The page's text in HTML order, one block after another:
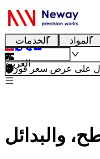
الخدمات المواد
العربية
على عرض سعر فوري
والبدائل